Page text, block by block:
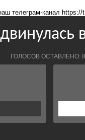
телеграм-канал https://